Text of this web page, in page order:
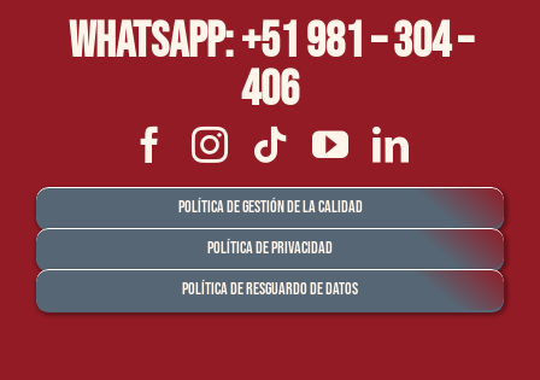
Whatsapp: +51 981 – 304 –
406
Política de Gestión de la Calidad
Política de Privacidad
Política de Resguardo de Datos